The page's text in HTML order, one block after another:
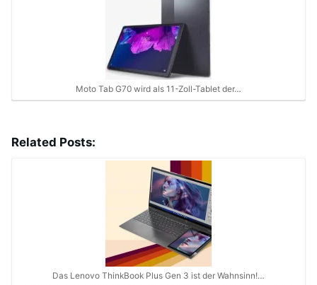
Moto Tab G70 wird als 11-Zoll-Tablet der…
Related Posts:
Das Lenovo ThinkBook Plus Gen 3 ist der Wahnsinn!…